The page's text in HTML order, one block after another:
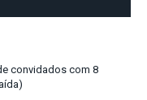
convidados com 8